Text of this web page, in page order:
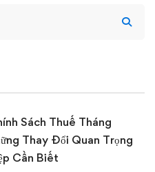
Sách Thuế Tháng
Thay Đổi Quan Trọng
Cần Biết